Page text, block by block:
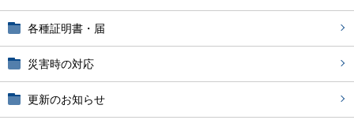
各種証明書・届
災害時の対応
更新のお知らせ